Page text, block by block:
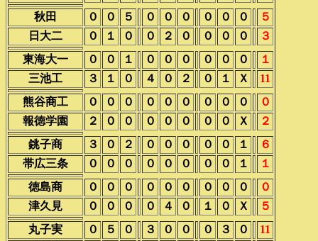
秋田
０ ０ ５ ０ ０ ０ ０ ０ ０
５
日大二
０ １ ０ ０ ２ ０ ０ ０ ０
３
東海大一
０ ０ １ ０ ０ ０ ０ ０ ０
１
三池工
３ １ ０ ４ ０ ２ ０ １ Ｘ
11
熊谷商工
０ ０ ０ ０ ０ ０ ０ ０ ０
０
報徳学園
２ ０ ０ ０ ０ ０ ０ ０ Ｘ
２
銚子商
３ ０ ２ ０ ０ ０ ０ ０ １
６
帯広三条
０ ０ ０ ０ ０ ０ ０ ０ １
１
徳島商
０ ０ ０ ０ ０ ０ ０ ０ ０
０
津久見
０ ０ ０ ０ ４ ０ １ ０ Ｘ
５
丸子実
０ ５ ０ ３ ０ ０ ０ ３ ０
11